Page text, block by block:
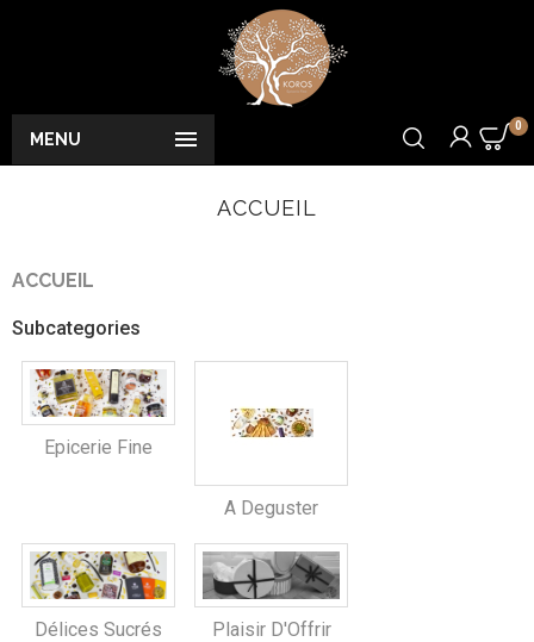

MENU
0
ACCUEIL
ACCUEIL
Subcategories
Epicerie Fine
A Deguster
Délices Sucrés Plaisir D'Offrir